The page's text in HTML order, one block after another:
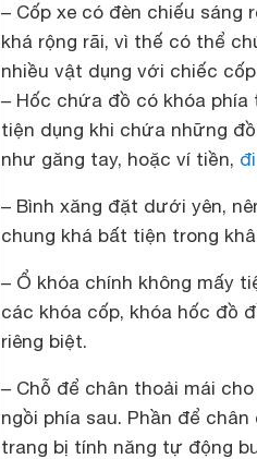
– Cốp xe có đèn chiếu sáng
khá rộng rãi, vì thế có thể
nhiều vật dụng với chiếc
– Hốc chứa đồ có khóa
tiện dụng khi chứa những
như găng tay, hoặc ví tiền,
– Bình xăng đặt dưới yên,
chung khá bất tiện trong
– Ổ khóa chính không mấy
các khóa cốp, khóa hốc đồ
riêng biệt.
– Chỗ để chân thoải mái
ngồi phía sau. Phần để
trang bị tính năng tự động